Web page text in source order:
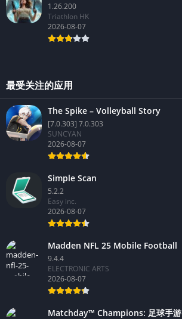
1.26.200
Triathlon HK
2026-08-07
最受关注的应用
The Spike – Volleyball Story
[7.0.303] 7.0.303
SUNCYAN
2026-08-07
Simple Scan
5.2.2
Easy inc.
2026-08-07
Madden NFL 25 Mobile Football
9.4.4
ELECTRONIC ARTS
2026-08-07
Matchday™ Champions: 足球手游